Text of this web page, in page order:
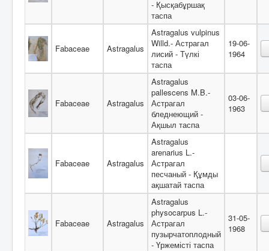
- Қысқабұршақ
таспа
Fabaceae Astragalus
Astragalus vulpinus
Willd.- Астрагал
лисий - Түлкі
таспа
19-06-
1964
Fabaceae Astragalus
Astragalus
pallescens M.B.-
Астрагал
бледнеющий -
Ақшыл таспа
03-06-
1963
Fabaceae Astragalus
Astragalus
arenarius L.-
Астрагал
песчаный - Құмды
ақшатай таспа
Fabaceae Astragalus
Astragalus
physocarpus L.-
Астрагал
пузырчатоплодный
- Үржемісті таспа
31-05-
1968